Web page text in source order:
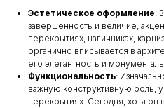
Эстетическое оформление:
завершенность и величие,
перекрытиях, наличниках,
органично вписывается в
его элегантность и
Функциональность:
важную конструктивную роль,
перекрытиях. Сегодня, хотя он